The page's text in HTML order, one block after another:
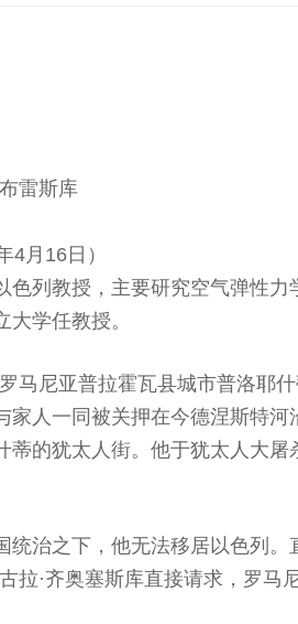
雷斯库
4月16日）
色列教授，主要研究空气弹性力
学任教授。
马尼亚普拉霍瓦县城市普洛耶
家人一同被关押在今德涅斯特河
蒂的犹太人街。他于犹太人大屠
统治之下，他无法移居以色列。
拉·齐奥塞斯库直接请求，罗马